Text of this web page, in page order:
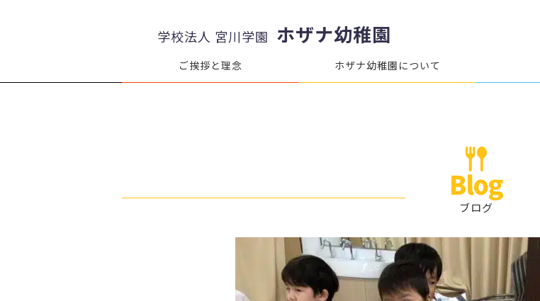
学校法人 宮川学園 ホザナ幼稚園
ご挨拶と理念 ホザナ幼稚園について
Blog
ブログ